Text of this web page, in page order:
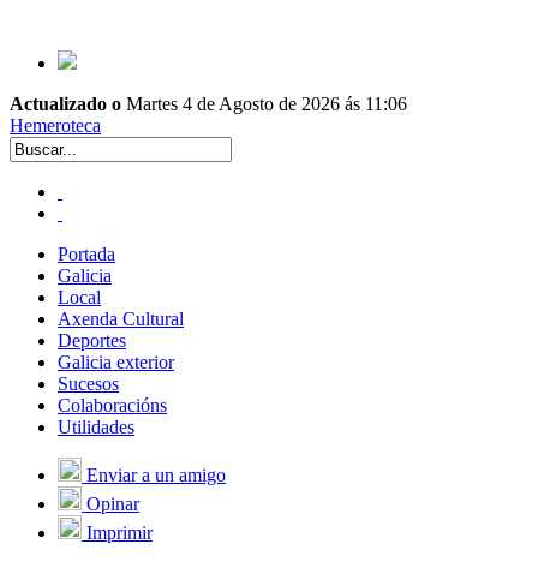
Actualizado o Martes 4 de Agosto de 2026 ás 11:06
Hemeroteca
Portada
Galicia
Local
Axenda Cultural
Deportes
Galicia exterior
Sucesos
Colaboracións
Utilidades
Enviar a un amigo
Opinar
Imprimir